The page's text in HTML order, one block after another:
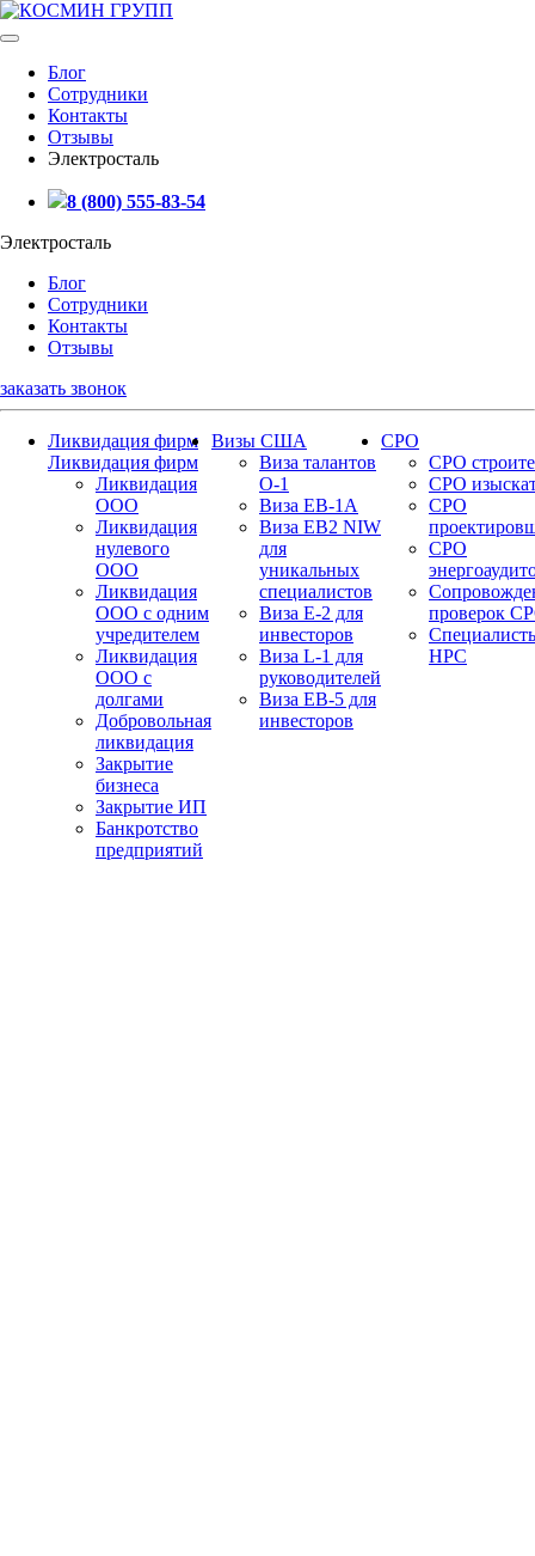
Блог
Сотрудники
Контакты
Отзывы
Электросталь
8 (800) 555-83-54
Электросталь
Блог
Сотрудники
Контакты
Отзывы
заказать звонок
Ликвидация фирм
Ликвидация фирм
Ликвидация
ООО
Ликвидация
нулевого
ООО
Ликвидация
ООО с одним
учредителем
Ликвидация
ООО с
долгами
Добровольная
ликвидация
Закрытие
бизнеса
Закрытие ИП
Банкротство
предприятий
Визы США
Виза талантов
О-1
Виза EB-1A
Виза EB2 NIW
для
уникальных
специалистов
Виза E-2 для
инвесторов
Виза L-1 для
руководителей
Виза EB-5 для
инвесторов
СРО
СРО
СРО
СРО
СРО
проверок
НРС